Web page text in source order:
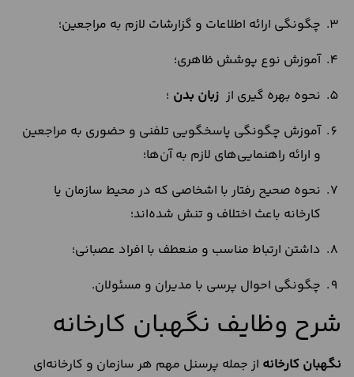
چگونگی ارائه اطلاعات و گزارشات لازم به مراجعین؛
آموزش نوع پوشش ظاهری؛
نحوه بهره‌ گیری از زبان بدن ؛
آموزش چگونگی پاسخگویی تلفنی و حضوری به مراجعین
و ارائه راهنمایی‌های لازم به آن‌ها؛
نحوه صحیح رفتار با اشخاصی که در محیط سازمان یا
کارخانه باعث اختلاف و تنش شده‌اند؛
داشتن ارتباط مناسب و منعطف با افراد عصبانی؛
چگونگی احوال‌ پرسی با مدیران و مسئولان.
شرح وظایف نگهبان کارخانه
نگهبان کارخانه از جمله پرسنل مهم هر سازمان و کارخانه‌ای